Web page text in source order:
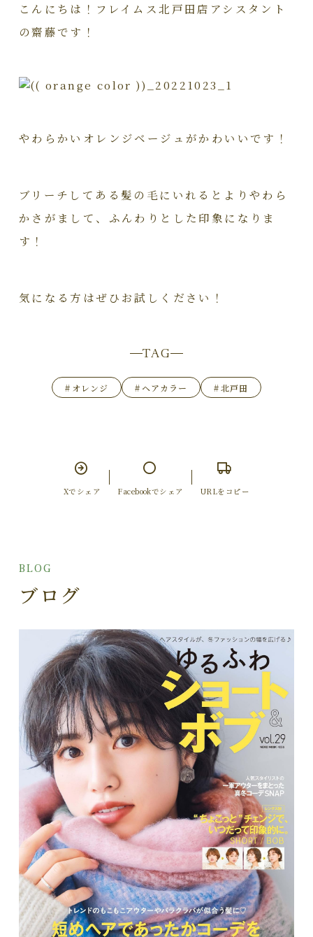
こんにちは！フレイムス北戸田店アシスタント
の齋藤です！
やわらかいオレンジベージュがかわいいです！
ブリーチしてある髪の毛にいれるとよりやわら
かさがまして、ふんわりとした印象になりま
す！
気になる方はぜひお試しください！
TAG
# オレンジ #ヘアカラー #北戸田
Xでシェア Facebookでシェア URLをコピー
BLOG
ブログ